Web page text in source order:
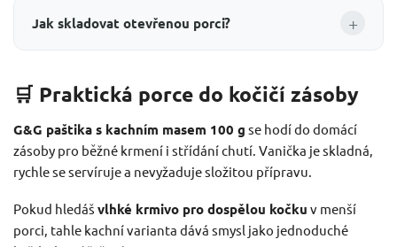
Jak skladovat otevřenou porci? +
🛒 Praktická porce do kočičí zásoby
G&G paštika s kachním masem 100 g se hodí do domácí
zásoby pro běžné krmení i střídání chutí. Vanička je skladná,
rychle se servíruje a nevyžaduje složitou přípravu.
Pokud hledáš vlhké krmivo pro dospělou kočku v menší
porci, tahle kachní varianta dává smysl jako jednoduché